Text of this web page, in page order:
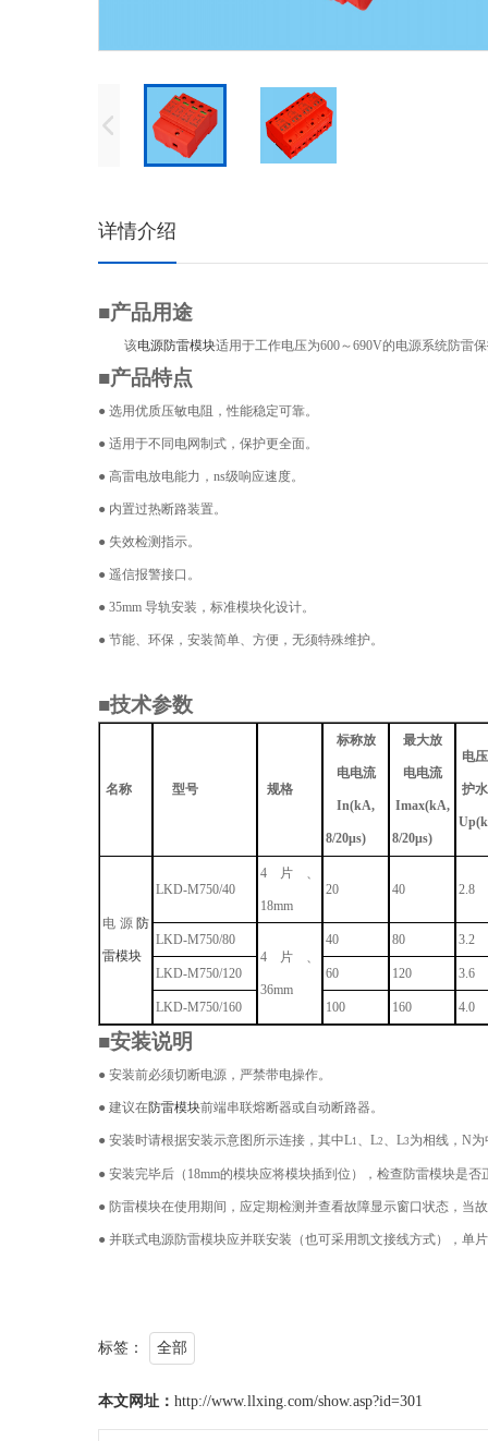
详情介绍
■产品用途
该电源防雷模块适用于工作电压为600～690V的电源系统防雷
■产品特点
● 选用优质压敏电阻，性能稳定可靠。
● 适用于不同电网制式，保护更全面。
● 高雷电放电能力， ns级响应速度。
● 内置过热断路装置。
● 失效检测指示。
● 遥信报警接口。
● 35mm 导轨安装，标准模块化设计。
● 节能、环保，安装简单、方便，无须特殊维护。
■技术参数
名称 型号 规格
标称放
电电流
In(kA,
8/20μs)
最大放
电电流
Imax(kA,
8/20μs)
电
护
电源 防
雷模块
LKD-M750/40
4片、
18mm
20 40 2.8
LKD-M750/80
4片、
36mm
40 80 3.2
LKD-M750/120 60 120 3.6
LKD-M750/160 100 160 4.0
■安装说明
● 安装前必须切断电源，严禁带电操作。
● 建议在防雷模块前端串联熔断器或自动断路器。
● 安装时请根据安装示意图所示连接，其中L1 、 L2 、 L3 为相线， N为
● 安装完毕后 （ 18mm的模块应将模块插到位）， 检查防雷模块是否
● 防雷模块在使用期间，应定期检测并查看故障显示窗口状态，当
● 并联式电源防雷模块应并联安装（也可采用凯文接线方式）， 单
标签： 全部
本文网址： http://www.llxing.com/show.asp?id=301